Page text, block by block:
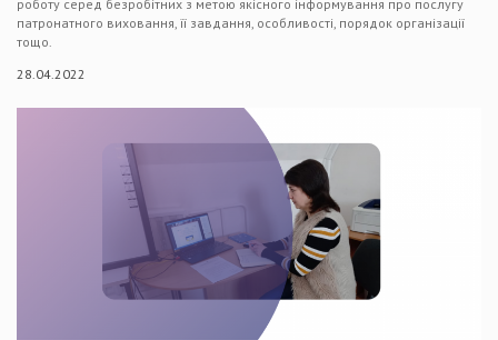
роботу серед безробітних з метою якісного інформування про послугу
патронатного виховання, її завдання, особливості, порядок організації
тощо.
28.04.2022